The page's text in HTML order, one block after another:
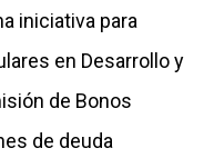
iniciativa para
en Desarrollo y
de Bonos
de deuda